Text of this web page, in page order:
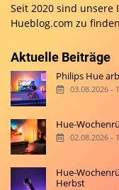
Seit 2020 sind
Hueblog.com zu
Aktuelle Beiträge
Philips Hue
03.08.2026 -
Hue-
02.08.2026 -
Hue-
Herbst